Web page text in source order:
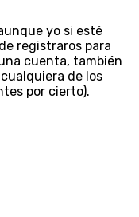
yo si esté
registraros para
cuenta, también
cualquiera de los
por cierto).